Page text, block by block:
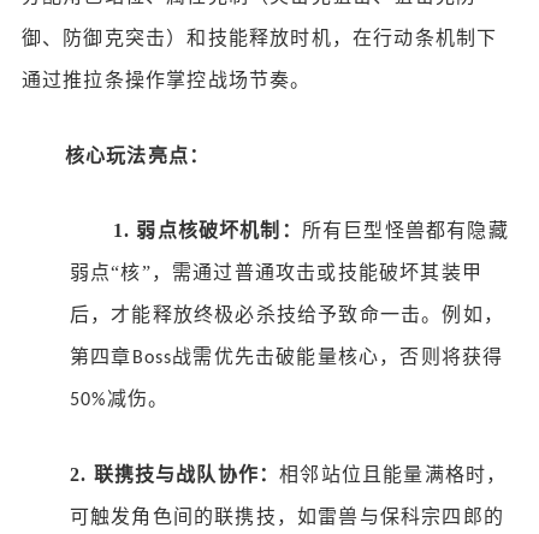
御、防御克突击）和技能释放时机，在行动条机制下
通过推拉条操作掌控战场节奏。
核心玩法亮点：
1. 弱点核破坏机制： 所有巨型怪兽都有隐藏
弱点“核”，需通过普通攻击或技能破坏其装甲
后，才能释放终极必杀技给予致命一击。例如，
第四章Boss战需优先击破能量核心，否则将获得
50%减伤。
2. 联携技与战队协作：相邻站位且能量满格时，
可触发角色间的联携技，如雷兽与保科宗四郎的